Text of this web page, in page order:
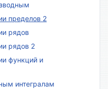
пределов 2
рядов
рядов 2
функций и
интегралам